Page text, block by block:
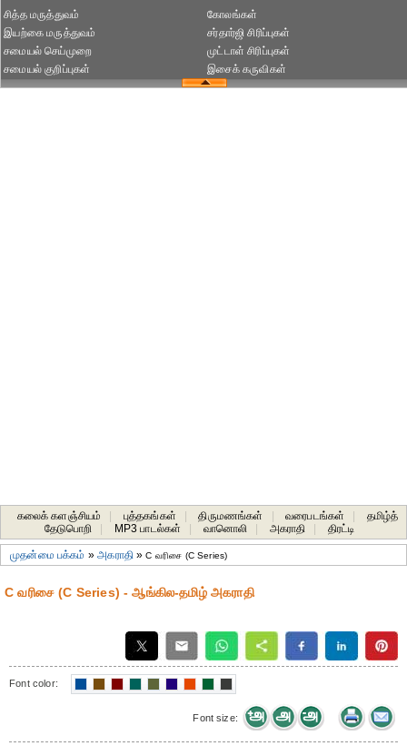
சித்த மருத்துவம்
இயற்கை மருத்துவம்
சமையல் செய்முறை
சமையல் குறிப்புகள்
கோலங்கள்
சர்தார்ஜி சிரிப்புகள்
முட்டாள் சிரிப்புகள்
இசைக் கருவிகள்
கலைக் களஞ்சியம் புத்தகங்கள் திருமணங்கள் வரைபடங்கள்
தமிழ்த்
தேடுபொறி
MP3 பாடல்கள் வானொலி அகராதி திரட்டி
முதன்மை பக்கம் »அகராதி»C வரிசை (C Series)
C வரிசை (C Series) - ஆங்கில-தமிழ் அகராதி
Font color:
Font size: